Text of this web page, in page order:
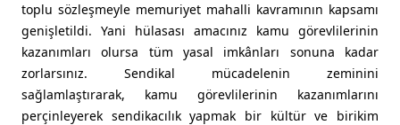
toplu sözleşmeyle memuriyet mahalli kavramının kapsamı
genişletildi. Yani hülasası amacınız kamu görevlilerinin
kazanımları olursa tüm yasal imkânları sonuna kadar
zorlarsınız. Sendikal mücadelenin zeminini
sağlamlaştırarak, kamu görevlilerinin kazanımlarını
perçinleyerek sendikacılık yapmak bir kültür ve birikim